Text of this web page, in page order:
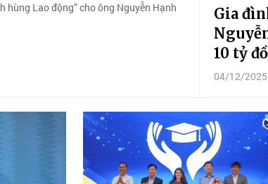
hùng Lao động” cho ông Nguyễn Hạnh
Gia
10 tỷ
04/12/